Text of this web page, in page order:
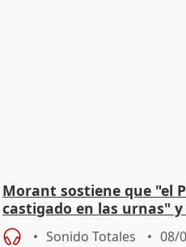
Morant sostiene que "el
castigado en las urnas"
cambio"
Sonido Totales 08/